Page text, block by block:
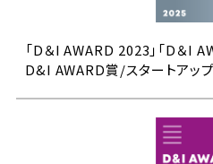
「D＆I AWARD 2023」「D＆I
D&I AWARD賞/スタートアッ